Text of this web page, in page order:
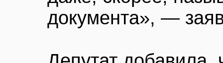
документа», —